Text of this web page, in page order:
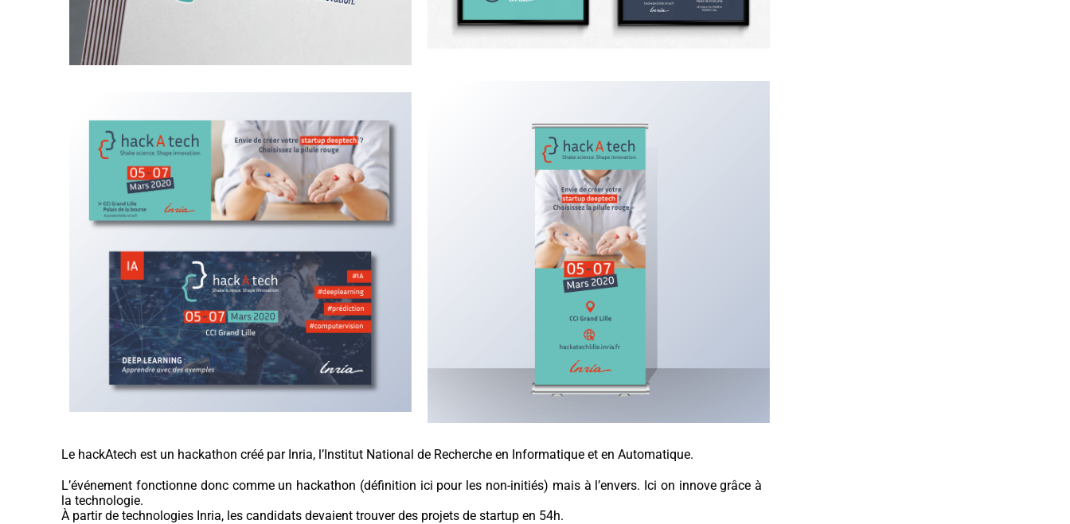
Le hackAtech est un hackathon créé par Inria, l’Institut National de Recherche en Informatique et en Automatique.
L’événement fonctionne donc comme un hackathon (définition ici pour les non-initiés) mais à l’envers. Ici on innove grâce à
la technologie.
À partir de technologies Inria, les candidats devaient trouverdes projets de startup en 54h.